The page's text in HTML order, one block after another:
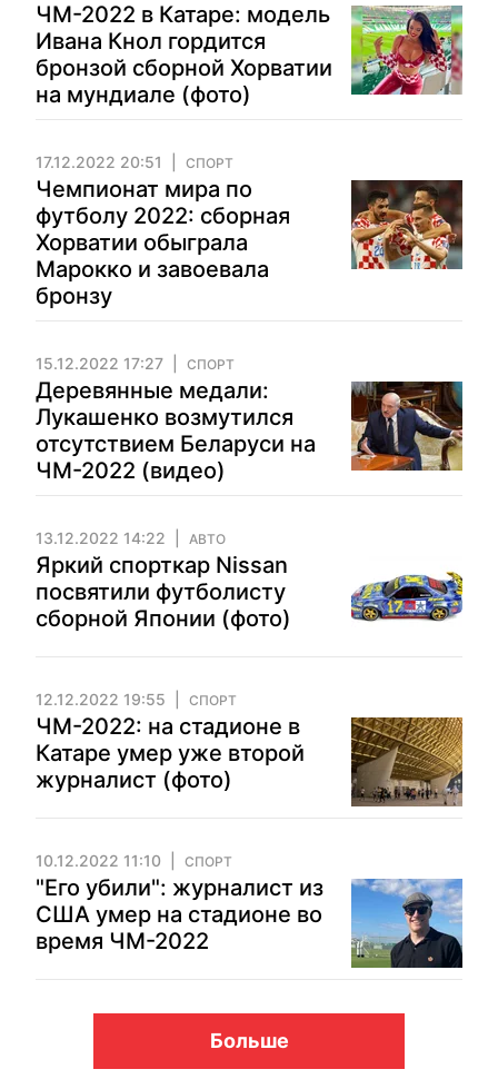
ЧМ-2022 в Катаре: модель
Ивана Кнол гордится
бронзой сборной Хорватии
на мундиале (фото)
17.12.2022 20:51 СПОРТ
Чемпионат мира по
футболу 2022: сборная
Хорватии обыграла
Марокко и завоевала
бронзу
15.12.2022 17:27 СПОРТ
Деревянные медали:
Лукашенко возмутился
отсутствием Беларуси на
ЧМ-2022 (видео)
13.12.2022 14:22 АВТО
Яркий спорткар Nissan
посвятили футболисту
сборной Японии (фото)
12.12.2022 19:55 СПОРТ
ЧМ-2022: на стадионе в
Катаре умер уже второй
журналист (фото)
10.12.2022 11:10 СПОРТ
"Его убили": журналист из
США умер на стадионе во
время ЧМ-2022
Больше